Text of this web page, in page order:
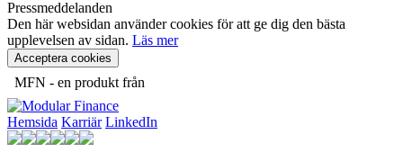
Pressmeddelanden
Den här websidan använder cookies för att ge dig den bästa
upplevelsen av sidan. Läs mer
Acceptera cookies
MFN - en produkt från
Hemsida Karriär LinkedIn